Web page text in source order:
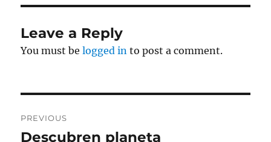
Leave a Reply
You must belogged in to post a comment.
navigation
PREVIOUS
Previous
Descubren planeta